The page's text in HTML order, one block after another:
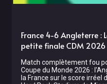
France 4-6 Angleterre :
petite finale CDM 2026
Match complètement fou
Coupe du Monde 2026 :
la France sur le score irréel